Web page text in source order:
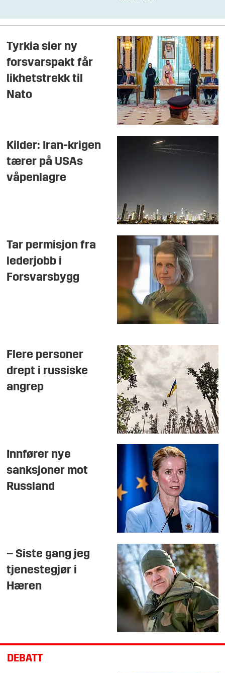
Tyrkia sier ny
forsvarspakt får
likhetstrekk til
Nato
Kilder: Iran-krigen
tærer på USAs
våpenlagre
Tar permisjon fra
lederjobb i
Forsvarsbygg
Flere personer
drept i russiske
angrep
Innfører nye
sanksjoner mot
Russland
– Siste gang jeg
tjenestegjør i
Hæren
DEBATT